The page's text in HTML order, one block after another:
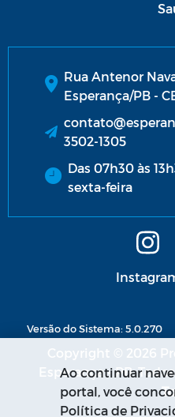
Rua Antenor
Esperança/PB -
3502-1305
Das 07h30 às
sexta-feira
Versão do Sistema: 5.0.270
Copyright © 2026
Esperança - PB.
Ao continuar
portal, você
Política de